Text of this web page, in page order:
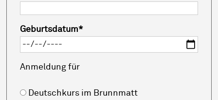
Geburtsdatum*
Anmeldung für
Deutschkurs im Brunnmatt